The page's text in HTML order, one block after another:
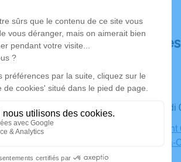
Déroulé
Le
Église
Tourville-la-